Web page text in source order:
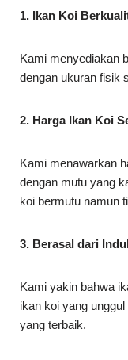
1. Ikan Koi
Kami menyediakan
dengan ukuran fisik
2. Harga Ikan Koi
Kami menawarkan
dengan mutu yang
koi bermutu namun
3. Berasal dari
Kami yakin bahwa
ikan koi yang
yang terbaik.